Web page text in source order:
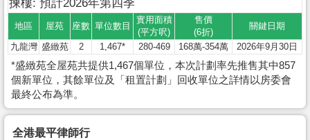
揀樓: 預計2026年第四季
地區 屋苑 座數 單位數目
實用面積
(平方呎)
售價
(6折)
關鍵日期
九龍灣 盛緻苑 2 1,467* 280-469 168萬-354萬 2026年9月30日
*盛緻苑全屋苑共提供1,467個單位，本次計劃率先推售其中857
個新單位，其餘單位及「租置計劃」回收單位之詳情以房委會
最終公布為準。
全港最平律師行